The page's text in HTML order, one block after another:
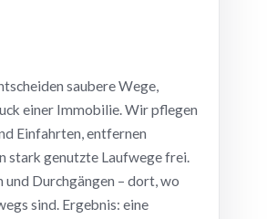
saubere Wege,
einer Immobilie. Wir pflegen
Einfahrten, entfernen
stark genutzte Laufwege frei.
Durchgängen – dort, wo
sind. Ergebnis: eine